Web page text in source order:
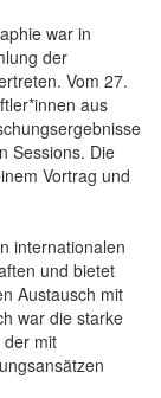
war in
der
Vom 27.
aus
Sessions. Die
Vortrag und
internationalen
und bietet
Austausch mit
war die starke
der mit